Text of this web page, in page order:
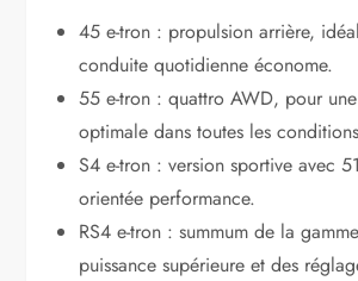
45 e-tron : propulsion arrière,
conduite quotidienne économe.
55 e-tron : quattro AWD, pour
optimale dans toutes les
S4 e-tron : version sportive avec
orientée performance.
RS4 e-tron : summum de la
puissance supérieure et des